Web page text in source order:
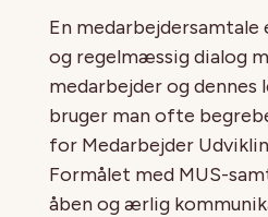
En
og regelmæssig dialog
medarbejder og dennes
bruger man ofte
for Medarbejder
Formålet med MUS-
åben og ærlig